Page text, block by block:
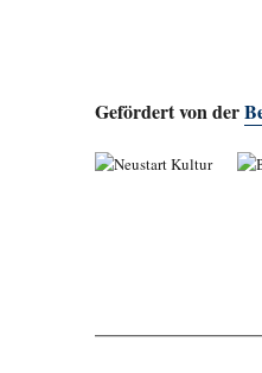
Gefördert von der